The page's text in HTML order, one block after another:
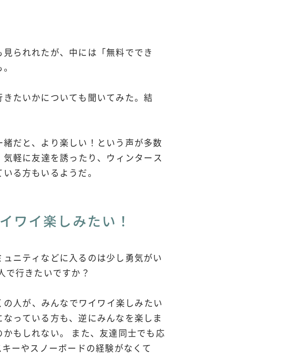
られれたが、中には「無料ででき
たいかについても聞いてみた。結
だと、より楽しい！という声が多数
軽に友達を誘ったり、ウィンタース
る方もいるようだ。
ワイ楽しみたい！
ニティなどに入るのは少し勇気がい
で行きたいですか？
人が、みんなでワイワイ楽しみたい
っている方も、逆にみんなを楽しま
もしれない。 また、友達同士でも応
ーやスノーボードの経験がなくて